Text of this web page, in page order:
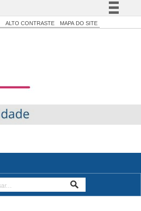
Simplifique!
ALTO CONTRASTE MAPA DO SITE